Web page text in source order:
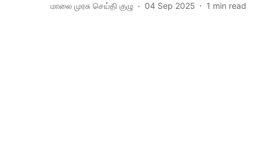
மாலை முரசு செய்தி குழு 04 Sep 2025 1 min read